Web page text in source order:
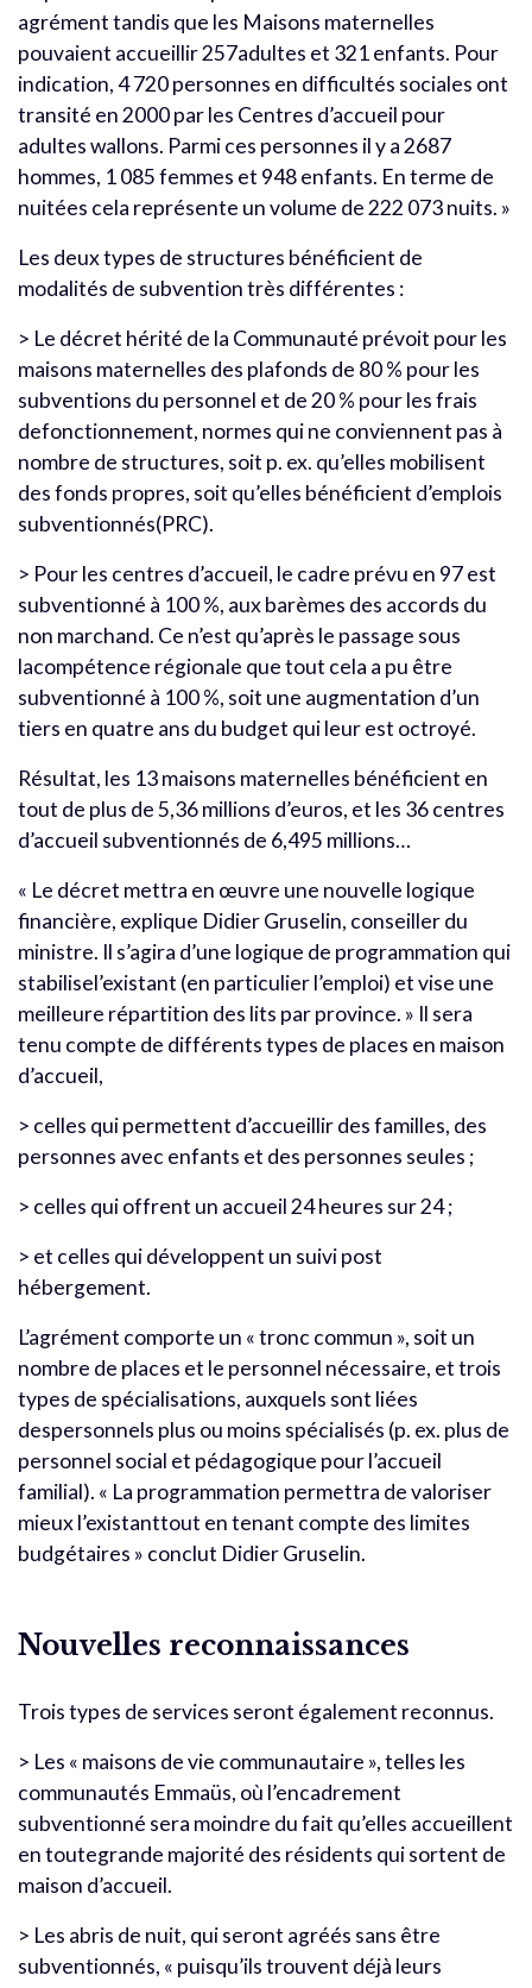
agrément tandis que les Maisons maternelles
pouvaient accueillir 257adultes et 321 enfants. Pour
indication, 4 720 personnes en difficultés sociales ont
transité en 2000 par les Centres d’accueil pour
adultes wallons. Parmi ces personnes il y a 2687
hommes, 1 085 femmes et 948 enfants. En terme de
nuitées cela représente un volume de 222 073 nuits. »
Les deux types de structures bénéficient de
modalités de subvention très différentes :
> Le décret hérité de la Communauté prévoit pour les
maisons maternelles des plafonds de 80 % pour les
subventions du personnel et de 20 % pour les frais
defonctionnement, normes qui ne conviennent pas à
nombre de structures, soit p. ex. qu’elles mobilisent
des fonds propres, soit qu’elles bénéficient d’emplois
subventionnés(PRC).
> Pour les centres d’accueil, le cadre prévu en 97 est
subventionné à 100 %, aux barèmes des accords du
non marchand. Ce n’est qu’après le passage sous
lacompétence régionale que tout cela a pu être
subventionné à 100 %, soit une augmentation d’un
tiers en quatre ans du budget qui leur est octroyé.
Résultat, les 13 maisons maternelles bénéficient en
tout de plus de 5,36 millions d’euros, et les 36 centres
d’accueil subventionnés de 6,495 millions…
« Le décret mettra en œuvre une nouvelle logique
financière, explique Didier Gruselin, conseiller du
ministre. Il s’agira d’une logique de programmation qui
stabilisel’existant (en particulier l’emploi) et vise une
meilleure répartition des lits par province. » Il sera
tenu compte de différents types de places en maison
d’accueil,
> celles qui permettent d’accueillir des familles, des
personnes avec enfants et des personnes seules ;
> celles qui offrent un accueil 24 heures sur 24 ;
> et celles qui développent un suivi post
hébergement.
L’agrément comporte un « tronc commun », soit un
nombre de places et le personnel nécessaire, et trois
types de spécialisations, auxquels sont liées
despersonnels plus ou moins spécialisés (p. ex. plus de
personnel social et pédagogique pour l’accueil
familial). « La programmation permettra de valoriser
mieux l’existanttout en tenant compte des limites
budgétaires » conclut Didier Gruselin.
Nouvelles reconnaissances
Trois types de services seront également reconnus.
> Les « maisons de vie communautaire », telles les
communautés Emmaüs, où l’encadrement
subventionné sera moindre du fait qu’elles accueillent
en toutegrande majorité des résidents qui sortent de
maison d’accueil.
> Les abris de nuit, qui seront agréés sans être
subventionnés, « puisqu’ils trouvent déjà leurs